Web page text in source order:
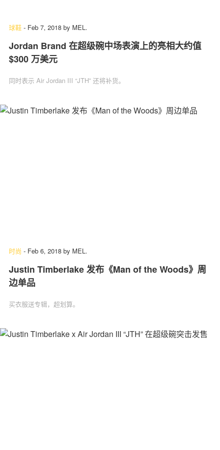
球鞋 - Feb 7, 2018 by MEL.
Jordan Brand 在超级碗中场表演上的亮相大约值
$300 万美元
同时表示 Air Jordan III “JTH” 还将补货。
时尚 - Feb 6, 2018 by MEL.
Justin Timberlake 发布《Man of the Woods》周
边单品
买衣服送专辑，超划算。